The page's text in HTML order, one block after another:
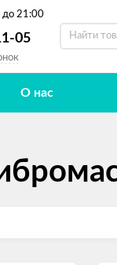
до 21:00
05
О нас